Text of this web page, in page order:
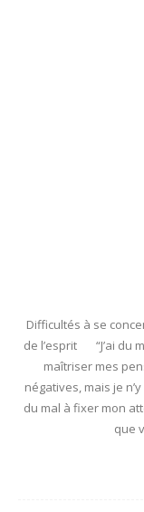
Difficultés à se
de l’esprit “J’ai du
maîtriser mes
négatives, mais je
du mal à fixer mon
que